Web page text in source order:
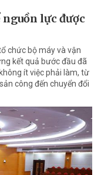
nguồn lực được
chức bộ máy và vận
kết quả bước đầu đã
ít việc phải làm, từ
công đến chuyển đổi